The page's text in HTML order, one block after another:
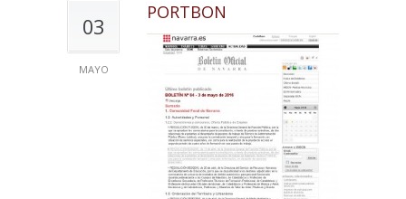
03
MAYO
PORTBON